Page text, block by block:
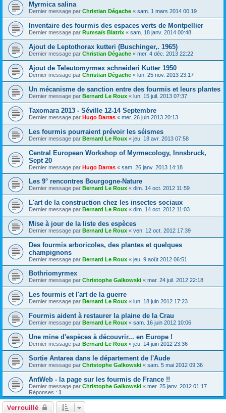
Myrmica salina
Dernier message par Christian Dégache « sam. 1 mars 2014 00:19
Inventaire des fourmis des espaces verts de Montpellier
Dernier message par Rumsaïs Blatrix « sam. 18 janv. 2014 00:48
Ajout de Leptothorax kutteri (Buschinger,. 1965)
Dernier message par Christian Dégache « mer. 4 déc. 2013 22:22
Ajout de Teleutomyrmex schneideri Kutter 1950
Dernier message par Christian Dégache « lun. 25 nov. 2013 23:17
Un mécanisme de sanction entre des fourmis et leurs plantes
Dernier message par Bernard Le Roux « lun. 15 juil. 2013 07:37
Taxomara 2013 - Séville 12-14 Septembre
Dernier message par Hugo Darras « mer. 26 juin 2013 20:13
Les fourmis pourraient prévoir les séismes
Dernier message par Bernard Le Roux « jeu. 18 avr. 2013 07:58
Central European Workshop of Myrmecology, Innsbruck,
Sept 20
Dernier message par Hugo Darras « sam. 26 janv. 2013 14:18
Les 9° rencontres Bourgogne-Nature
Dernier message par Bernard Le Roux « dim. 14 oct. 2012 11:59
L'art de la construction chez les insectes sociaux
Dernier message par Bernard Le Roux « dim. 14 oct. 2012 11:03
Mise à jour de la liste des espèces
Dernier message par Bernard Le Roux « ven. 12 oct. 2012 17:39
Des fourmis arboricoles, des plantes et quelques
champignons
Dernier message par Bernard Le Roux « jeu. 9 août 2012 06:51
Bothriomyrmex
Dernier message par Christophe Galkowski « mar. 24 juil. 2012 22:18
Les fourmis et l'art de la guerre
Dernier message par Bernard Le Roux « lun. 18 juin 2012 17:23
Fourmis aident à restaurer la plaine de la Crau
Dernier message par Bernard Le Roux « sam. 16 juin 2012 10:06
Une mine d'espèces à découvrir... en Europe !
Dernier message par Bernard Le Roux « jeu. 14 juin 2012 23:36
Sortie Antarea dans le département de l'Aude
Dernier message par Christophe Galkowski « sam. 5 mai 2012 09:36
AntWeb - la page sur les fourmis de France !!
Dernier message par Christophe Galkowski « mer. 25 janv. 2012 01:17
Réponses : 1
Verrouillé